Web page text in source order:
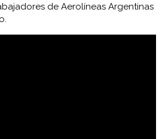
de Aerolíneas Argentinas